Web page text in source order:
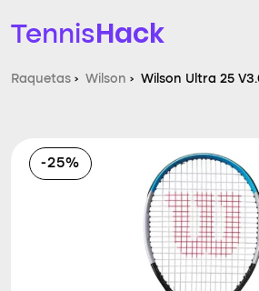
TennisHack
Raquetas de
Zapatillas
Comparador
Consultorio
Raquetas › Wilson › Wilson Ultra 25
-25%